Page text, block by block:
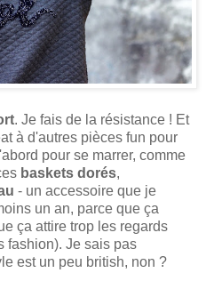
. Je fais de la résistance ! Et
à d'autres pièces fun pour
pour se marrer, comme
baskets dorés,
- un accessoire que je
un an, parce que ça
ça attire trop les regards
fashion). Je sais pas
est un peu british, non ?